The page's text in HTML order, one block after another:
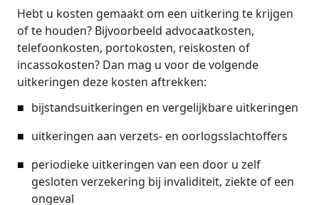
Hebt u kosten gemaakt om een uitkering te krijgen
of te houden? Bijvoorbeeld advocaatkosten,
telefoonkosten, portokosten, reiskosten of
incassokosten? Dan mag u voor de volgende
uitkeringen deze kosten aftrekken:
bijstandsuitkeringen en vergelijkbare uitkeringen
uitkeringen aan verzets- en oorlogsslachtoffers
periodieke uitkeringen van een door u zelf
gesloten verzekering bij invaliditeit, ziekte of een
ongeval